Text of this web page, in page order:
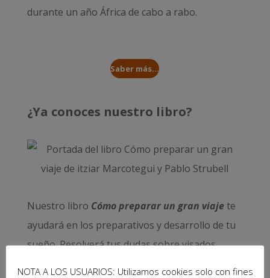
durante un año África de cabo a rabo.
Saber más...
¿Ya conoces nuestro libro?
Nuestro libro Cómo preparar un gran viajete
ayudará en los preparativos y desarrollo de tu
sueño. Resolverá tus dudas sobre visados,
NOTA A LOS USUARIOS: Utilizamos cookies solo con fines